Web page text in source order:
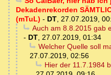
Dekadenrekorden
(mTuL) - DT, 27.07.2019,
Auch am 8.8.2015 gab
- DT, 27.07.2019, 01:34
Welcher Quelle soll
27.07.2019, 02:56
Hier der 11.7.1984